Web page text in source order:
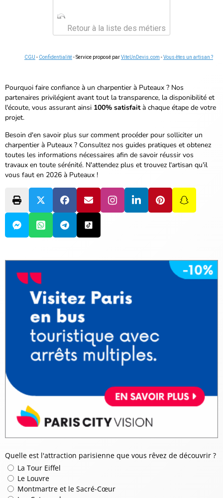
Retour à la liste des métiers
CGU - Confidentialité- Service proposé parViteUnDevis.com -Vous êtes un artisan ?
Pourquoi faire confiance à un charpentier à Puteaux ? Nos
partenaires privilégient avant tout la transparence, la disponibilité et
l'écoute, vous assurant ainsi 100% satisfaità chaque étape de votre
projet.
Besoin d'en savoir plus sur comment procéder pour solliciter un
charpentier à Puteaux ? Consultez nos guides pratiques et obtenez
toutes les informations nécessaires afin de savoir réussir vos
travaux en toute sérénité. N'attendez plus et trouvez l'artisan qu'il
vous faut en 2026 à Puteaux !
Quelle est l'attraction parisienne que vous rêvez de découvrir ?
La Tour Eiffel
Le Louvre
Montmartre et le Sacré-Cœur